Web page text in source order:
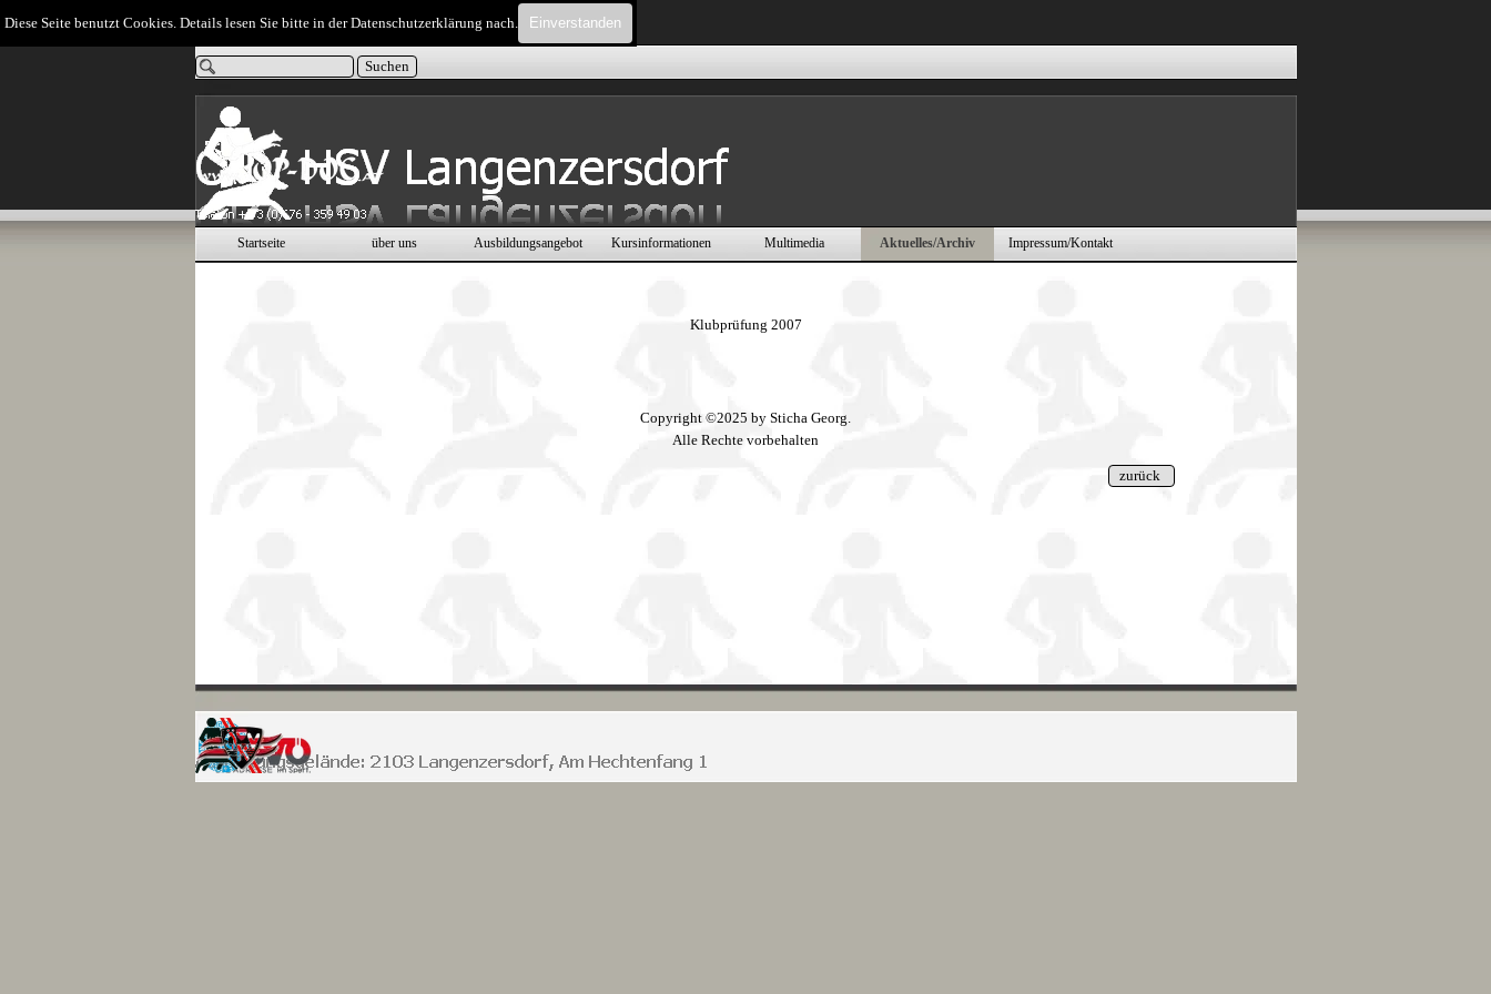
Diese Seite benutzt Cookies. Details lesen Sie bitte in der Datenschutzerklärung nach. Einverstanden
Suchen
Menü überspringen
Startseite über uns ▼
Ausbildungsangebot ▼
Kursinformationen ▼
Multimedia ▼
Aktuelles/Archiv ▼
Impressum/Kontakt
Klubprüfung 2007
Copyright ©2025 by Sticha Georg.
Alle Rechte vorbehalten